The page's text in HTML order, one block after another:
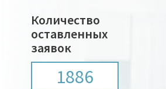
Количество
оставленных
заявок
1886